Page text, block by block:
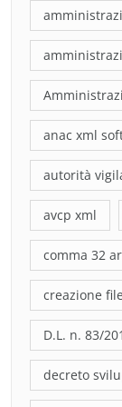
anac xml
autorità
avcp xml
comma 32
creazione
D.L. n. 83/
decreto